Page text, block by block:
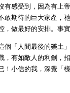
有感受到，因為有上
敢期待的巨大家產，
做最好的安排。事
個「人間最後的樂土
，有如敵人的利劍，
！小信的我，深覺「